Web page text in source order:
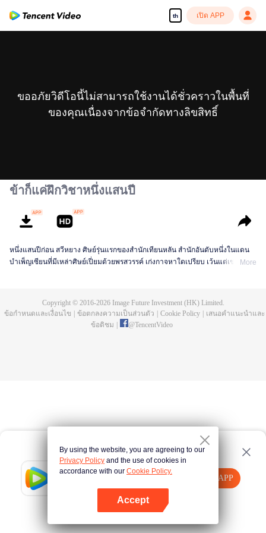
th เปิด APP
Tencent Video
เปิด APP
คลิกที่นี่ ลองใหม่อีกครั้ง
ขออภัยวิดีโอนี้ไม่สามารถใช้งานได้ชั่วคราวในพื้นที่
ของคุณเนื่องจากข้อจำกัดทางลิขสิทธิ์
ข้าก็แค่ฝึกวิชาหนึ่งแสนปี
หนึ่งแสนปีก่อน สวีหยาง ศิษย์รุ่นแรกของสำนักเทียนหลัน สำนักอันดับหนึ่งในแดน
บำเพ็ญเซียนที่มีเหล่าศิษย์เปี่ยมด้วยพรสวรรค์ เก่งกาจหาใดเปรียบ เว้นแต่เขาที่ยัง
ความจริงเรื่องการบำเพ็ญของเขาหยุดอยู่กับที่ก็ค่อยถูก ๆ เปิดเผย! หนึ่งความคิดจะ
สำเร็จเป็นเซียน หรือมาร? ความเป็นตายของโลกนี้ขึ้นอยู่กับสวีหยาง
More
Copyright © 2016-2026Image Future Investment (HK) Limited.
ข้อกำหนดและเงื่อนไข
ข้อตกลงความเป็นส่วนตัว Cookie Policy
เสนอคำแนะนำและ
ข้อติชม
@TencentVideo
By using the website, you are agreeing to our
Privacy Policy and the use of cookies in
accordance with our Cookie Policy.
Accept